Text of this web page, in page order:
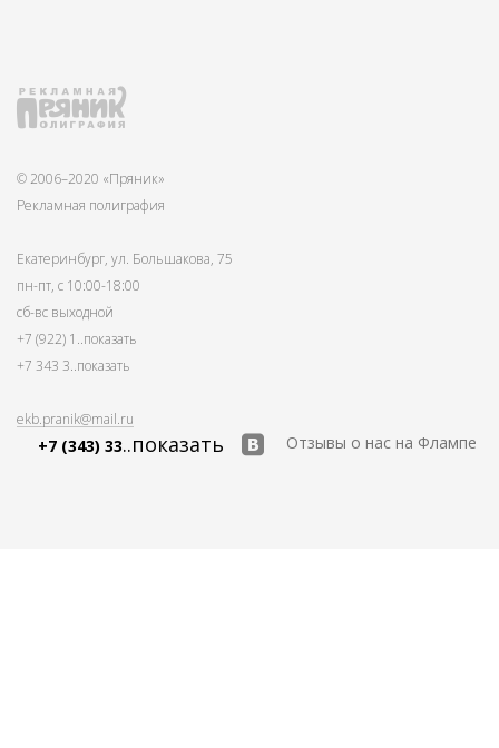
© 2006–2020 «Пряник»
Рекламная полиграфия
Екатеринбург, ул. Большакова, 75
пн-пт, с 10:00-18:00
сб-вс выходной
+7 (922) 1 ..показать
+7 343 3..показать
ekb.pranik@mail.ru
+7 (343) 33..показать Отзывы о нас на Флампе